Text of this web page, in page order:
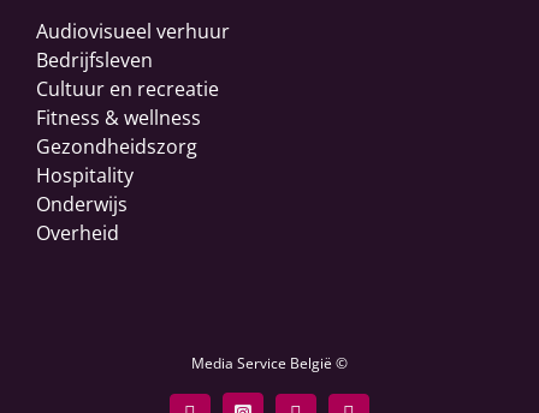
Audiovisueel verhuur
Bedrijfsleven
Cultuur en recreatie
Fitness & wellness
Gezondheidszorg
Hospitality
Onderwijs
Overheid
Media Service België ©